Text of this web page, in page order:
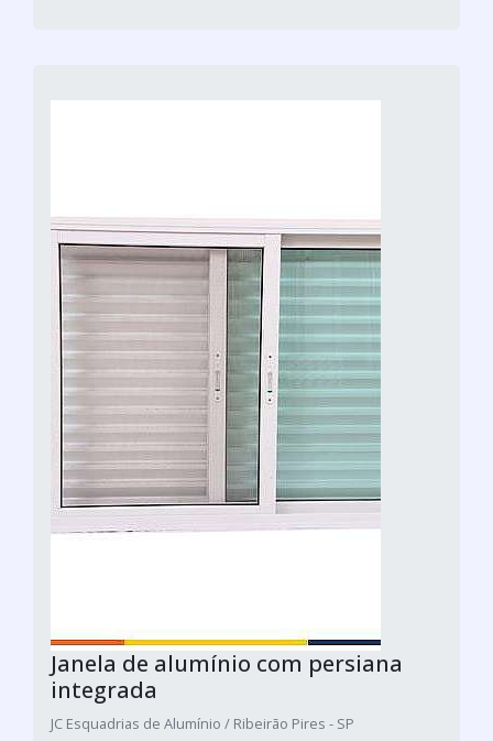
Janela de alumínio com persiana
integrada
JC Esquadrias de Alumínio / Ribeirão Pires - SP